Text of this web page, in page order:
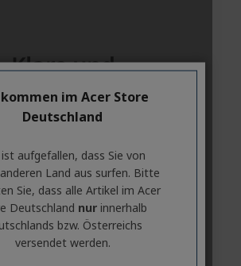
im Acer Store
Deutschland
ist aufgefallen, dass Sie von
Land aus surfen. Bitte
Sie, dass alle Artikel im Acer
Deutschland nur innerhalb
bzw. Österreichs
versendet werden.